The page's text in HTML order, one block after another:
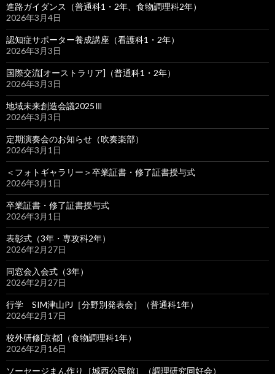
進路ガイダンス（普通科1・2年、食物調理科2年）
2026年3月4日
認知症サポーター養成講座（看護科1・2年）
2026年3月3日
国際交流[オーストラリア]（普通科1・2年）
2026年3月3日
地域未来創造会議2025Ⅲ
2026年3月3日
定期演奏会のお知らせ（吹奏楽部）
2026年3月1日
＜フォトギャラリー＞卒業証書・修了証書授与式
2026年3月1日
卒業証書・修了証書授与式
2026年3月1日
表彰式（3年・専攻科2年）
2026年2月27日
同窓会入会式（3年）
2026年2月27日
行学 SIM津山PJ［分野別発表会］（普通科1年）
2026年2月17日
校外研修[京都]（食物調理科1年）
2026年2月16日
ソーセージまん作り［城西公民館］（調理研究同好会）